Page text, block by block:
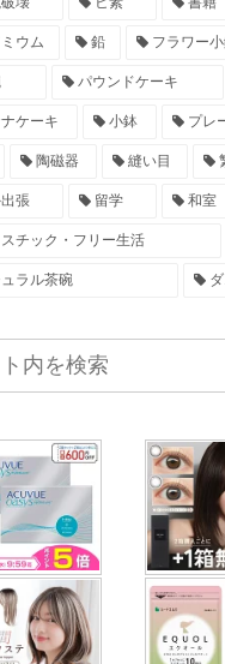
ウム 鉛 フラワー
パウンドケーキ
ケーキ 小鉢 プレ
陶磁器 縫い目
張 留学 和室
チック・フリー生活
ラル茶碗